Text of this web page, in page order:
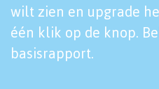
wilt zien en upgrade
één klik op de knop.
basisrapport.